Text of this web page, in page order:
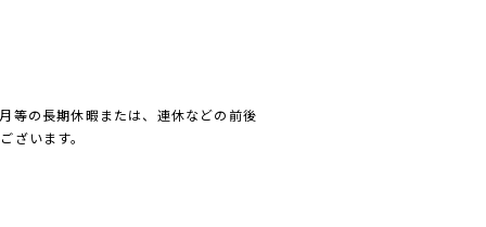
等の長期休暇または、連休などの前後
ざいます。